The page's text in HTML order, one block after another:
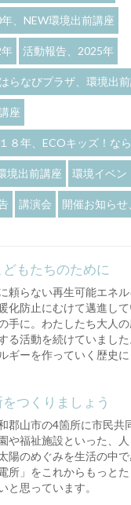
、NEW環境出前講座
活動報告、2025年
らなびプラザ、環境出
座
８年、ECOキッズ！な
境出前講座 環境イベン
講演会 開催お知らせ
もたちのために
頼らない再生可能エネ
化防止にむけて邁進し
手に。わたしたち大人の
る活動を続けていまし
ギーを作っていく歴史
つくりましょう
郡山市の4箇所に市民共
や福祉施設といった、
陽のめぐみを生活の中
所」をこれからもっと
と思っています。